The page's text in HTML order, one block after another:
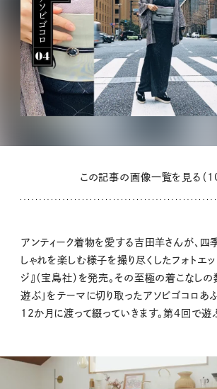
この記事の画像一覧を見る（
アンティーク着物を愛する吉田羊さんが、四
しゃれを楽しむ様子を撮り尽くしたフォトエッ
ジ』（宝島社）を発売。その至極の着こなしの
遊ぶ」をテーマに切り取ったアソビゴコロあ
12か月に渡って綴っていきます。第4回で遊ぶ